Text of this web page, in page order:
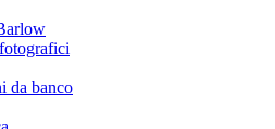
da banco